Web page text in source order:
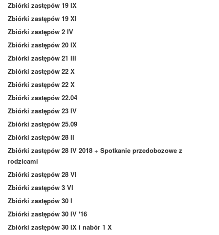
Zbiórki zastępów 19 IX
Zbiórki zastępów 19 XI
Zbiórki zastępów 2 IV
Zbiórki zastępów 20 IX
Zbiórki zastępów 21 III
Zbiórki zastępów 22 X
Zbiórki zastępów 22 X
Zbiórki zastępów 22.04
Zbiórki zastępów 23 IV
Zbiórki zastępów 25.09
Zbiórki zastępów 28 II
Zbiórki zastępów 28 IV 2018 + Spotkanie przedobozowe z
rodzicami
Zbiórki zastępów 28 VI
Zbiórki zastępów 3 VI
Zbiórki zastępów 30 I
Zbiórki zastępów 30 IV '16
Zbiórki zastępów 30 IX i nabór 1 X